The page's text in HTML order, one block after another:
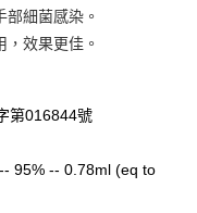
支付方式。 讓您購物簡單
。
跳轉至「AFTEE先享後付」
細菌感染。
效果更佳。
第016844號
95% -- 0.78ml (eq to